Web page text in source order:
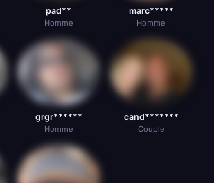
pad**
Homme
marc*****
Homme
grgr******
Homme
cand*******
Couple